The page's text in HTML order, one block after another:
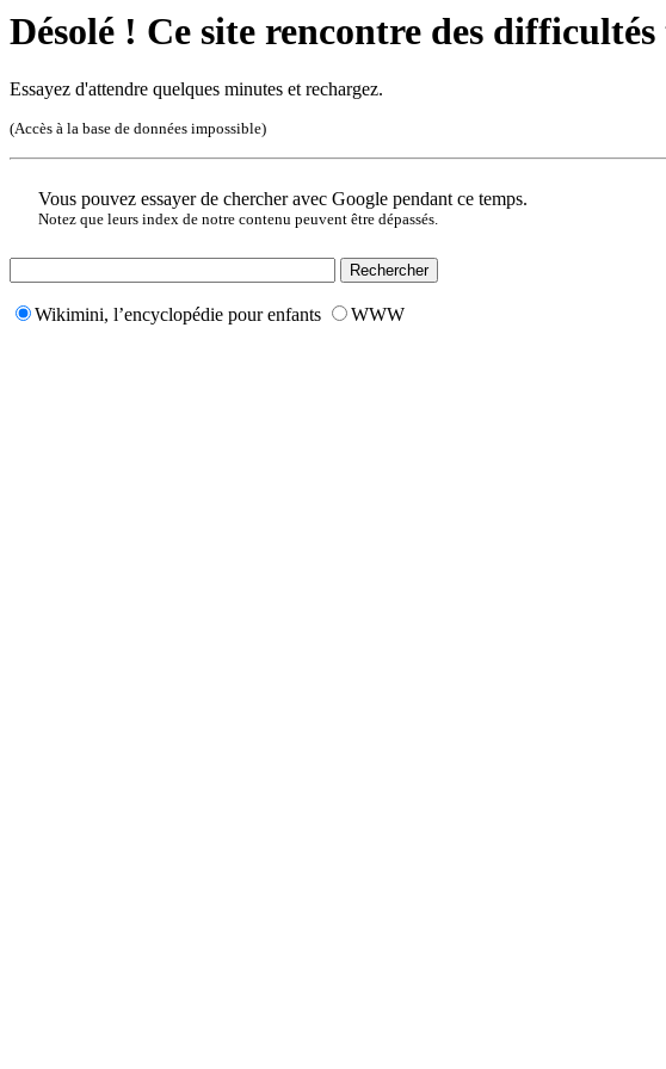
Désolé ! Ce site rencontre des difficultés
Essayez d'attendre quelques minutes et rechargez.
(Accès à la base de données impossible)
Vous pouvez essayer de chercher avec Google pendant ce temps.
Notez que leurs index de notre contenu peuvent être dépassés.
Wikimini, l’encyclopédie pour enfants WWW